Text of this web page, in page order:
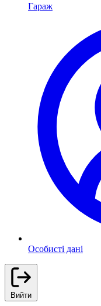
Гараж
Особисті дані
Вийти